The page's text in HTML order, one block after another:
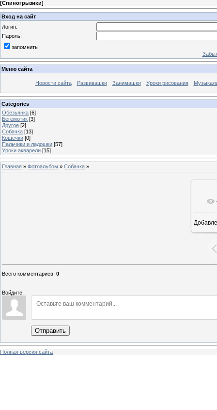
[Спиногрызики]
Вход на сайт
Логин:
Пароль:
запомнить
Меню сайта
Новости сайта Развивашки Занимашки Уроки рисования
Categories
Обезьянка [6]
Бегемотик [3]
Другое [2]
Собачка [13]
Кошечки [0]
Пальчики и ладошки [57]
Уроки акварели [15]
Главная » Фотоальбом » Собачка »
Всего комментариев: 0
Войдите:
Отправить
Полная версия сайта